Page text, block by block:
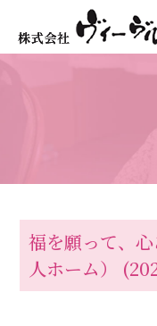
福を願って、
人ホーム）